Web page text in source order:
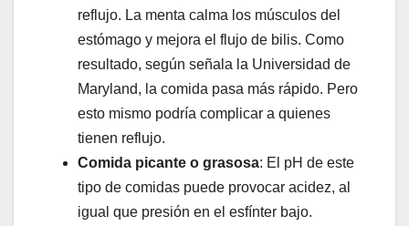
reflujo. La menta calma los músculos del
estómago y mejora el flujo de bilis. Como
resultado, según señala la Universidad de
Maryland, la comida pasa más rápido. Pero
esto mismo podría complicar a quienes
tienen reflujo.
Comida picante o grasosa: El pH de este
tipo de comidas puede provocar acidez, al
igual que presión en el esfínter bajo.